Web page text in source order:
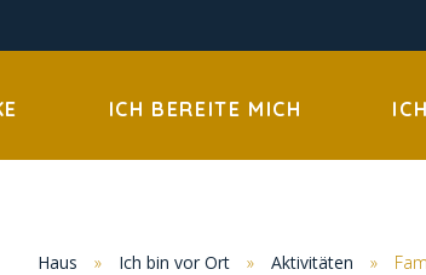
ICH BEREITE MICH
Haus » Ich bin vor Ort » Aktivitäten »